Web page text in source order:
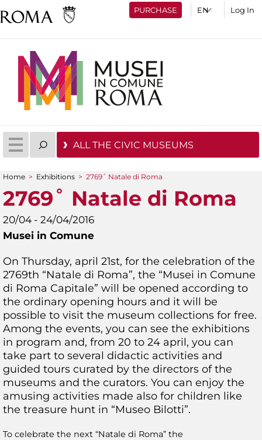
PURCHASE Log In
ALL THE CIVIC MUSEUMS
You are here
Home > Exhibitions > 2769˚ Natale di Roma
2769˚ Natale di Roma
20/04 - 24/04/2016
Musei in Comune
On Thursday, april 21st, for the celebration of the
2769th “Natale di Roma”, the “Musei in Comune
di Roma Capitale” will be opened according to
the ordinary opening hours and it will be
possible to visit the museum collections for free.
Among the events, you can see the exhibitions
in program and, from 20 to 24 april, you can
take part to several didactic activities and
guided tours curated by the directors of the
museums and the curators. You can enjoy the
amusing activities made also for children like
the treasure hunt in “Museo Bilotti”.
To celebrate the next “Natale di Roma” the